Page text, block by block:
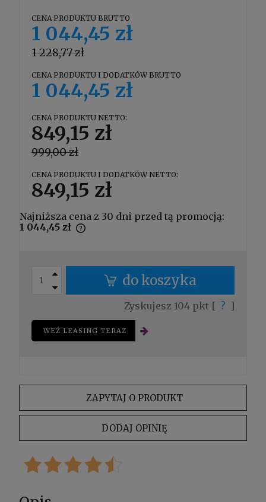
CENA PRODUKTU BRUTTO
1 044,45 zł
1 228,77 zł
CENA PRODUKTU I DODATKÓW BRUTTO
1 044,45 zł
CENA PRODUKTU NETTO:
849,15 zł
999,00 zł
CENA PRODUKTU I DODATKÓW NETTO:
849,15 zł
Najniższa cena z 30 dni przed tą promocją:
1 044,45 zł
pojawił się w sprzedaży.
do koszyka
Zyskujesz 104pkt [ ? ]
WEŹ LEASING TERAZ
ZAPYTAJ O PRODUKT
DODAJ OPINIĘ